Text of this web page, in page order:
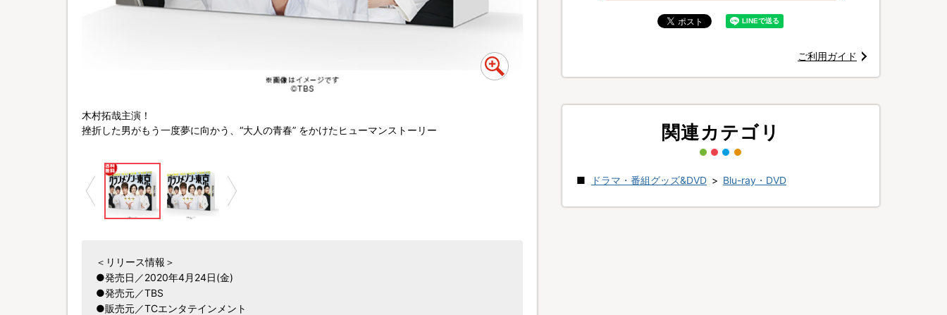
木村拓哉主演！
挫折した男がもう一度夢に向かう、“大人の青春” をかけたヒューマンストーリー
＜リリース情報＞
●発売日／2020年4月24日(金)
●発売元／TBS
●販売元／TCエンタテインメント
ご利用ガイド
関連カテゴリ
ドラマ・番組グッズ&DVD > Blu-ray・DVD